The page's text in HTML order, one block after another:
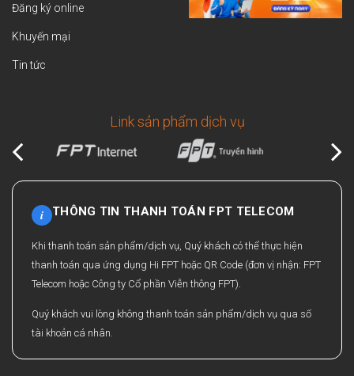
Đăng ký online
Khuyến mại
Tin tức
Link sản phẩm dịch vụ
i THÔNG TIN THANH TOÁN FPT TELECOM
Khi thanh toán sản phẩm/dịch vụ, Quý khách có thể thực hiện
thanh toán qua ứng dụng Hi FPT hoặc QR Code (đơn vị nhận: FPT
Telecom hoặc Công ty Cổ phần Viễn thông FPT).
Quý khách vui lòng không thanh toán sản phẩm/dịch vụ qua số
tài khoản cá nhân.